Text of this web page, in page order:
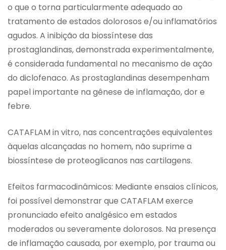
o que o torna particularmente adequado ao
tratamento de estados dolorosos e/ou inflamatórios
agudos. A inibição da biossíntese das
prostaglandinas, demonstrada experimentalmente,
é considerada fundamental no mecanismo de ação
do diclofenaco. As prostaglandinas desempenham
papel importante na gênese de inflamação, dor e
febre.
CATAFLAM in vitro, nas concentrações equivalentes
àquelas alcançadas no homem, não suprime a
biossíntese de proteoglicanos nas cartilagens.
Efeitos farmacodinâmicos: Mediante ensaios clínicos,
foi possível demonstrar que CATAFLAM exerce
pronunciado efeito analgésico em estados
moderados ou severamente dolorosos. Na presença
de inflamação causada, por exemplo, por trauma ou